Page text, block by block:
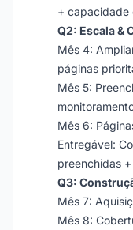
+ capacidade
Q2: Escala &
Mês 4:
páginas
Mês 5:
Mês 6:
Entregável:
preenchidas
Q3:
Mês 7:
Mês 8: